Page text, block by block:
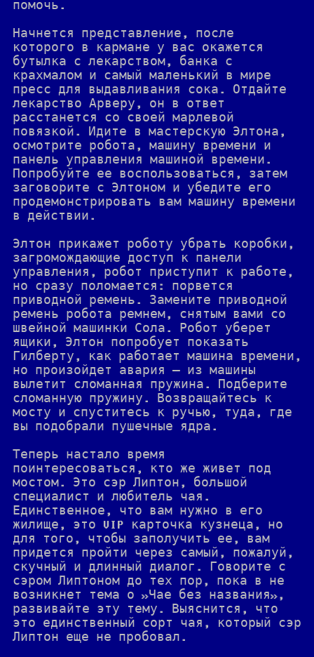
помочь.
Начнется представление, после
которого в кармане у вас окажется
бутылка с лекарством, банка с
крахмалом и самый маленький в мире
пресс для выдавливания сока. Отдайте
лекарство Арверу, он в ответ
расстанется со своей марлевой
повязкой. Идите в мастерскую Элтона,
осмотрите робота, машину времени и
панель управления машиной времени.
Попробуйте ее воспользоваться, затем
заговорите с Элтоном и убедите его
продемонстрировать вам машину времени
в действии.
Элтон прикажет роботу убрать коробки,
загромождающие доступ к панели
управления, робот приступит к работе,
но сразу поломается: порвется
приводной ремень. Замените приводной
ремень робота ремнем, снятым вами со
швейной машинки Сола. Робот уберет
ящики, Элтон попробует показать
Гилберту, как работает машина времени,
но произойдет авария — из машины
вылетит сломанная пружина. Подберите
сломанную пружину. Возвращайтесь к
мосту и спуститесь к ручью, туда, где
вы подобрали пушечные ядра.
Теперь настало время
поинтересоваться, кто же живет под
мостом. Это сэр Липтон, большой
специалист и любитель чая.
Единственное, что вам нужно в его
жилище, это VIP карточка кузнеца, но
для того, чтобы заполучить ее, вам
придется пройти через самый, пожалуй,
скучный и длинный диалог. Говорите с
сэром Липтоном до тех пор, пока в не
возникнет тема о »Чае без названия»,
развивайте эту тему. Выяснится, что
это единственный сорт чая, который сэр
Липтон еще не пробовал.